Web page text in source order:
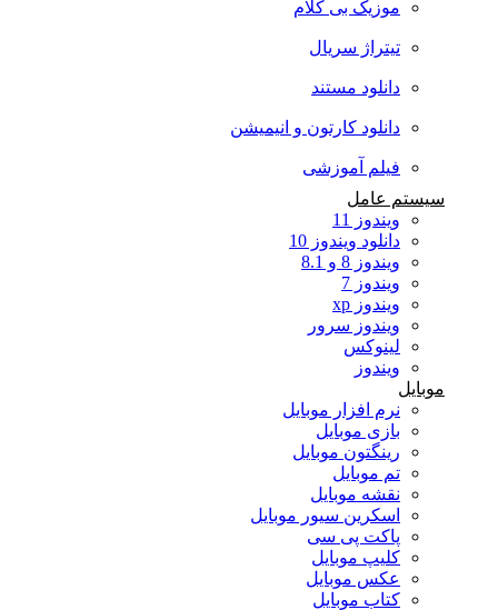
موزیک بی کلام
تیتراژ سریال
دانلود مستند
دانلود کارتون و انیمیشن
فیلم آموزشی
سیستم عامل
ویندوز 11
دانلود ویندوز 10
ویندوز 8 و 8.1
ویندوز 7
ویندوز xp
ویندوز سرور
لینوکس
ویندوز
موبایل
نرم افزار موبایل
بازی موبایل
رینگتون موبایل
تم موبایل
نقشه موبایل
اسکرین سیور موبایل
پاکت پی سی
کلیپ موبایل
عکس موبایل
کتاب موبایل